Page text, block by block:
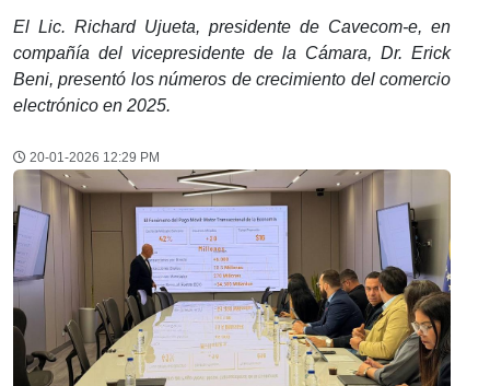
El Lic. Richard Ujueta, presidente de Cavecom-e, en
compañía del vicepresidente de la Cámara, Dr. Erick
Beni, presentó los números de crecimiento del comercio
electrónico en 2025.
20-01-2026 12:29 PM